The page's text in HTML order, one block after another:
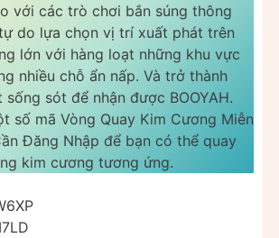
với các trò chơi bắn súng thông
do lựa chọn vị trí xuất phát trên
lớn với hàng loạt những khu vực
nhiều chỗ ẩn nấp. Và trở thành
sót để nhận được BOOYAH.
số mã Vòng Quay Kim Cương Miễn
Đăng Nhập để bạn có thể quay
kim cương tương ứng.